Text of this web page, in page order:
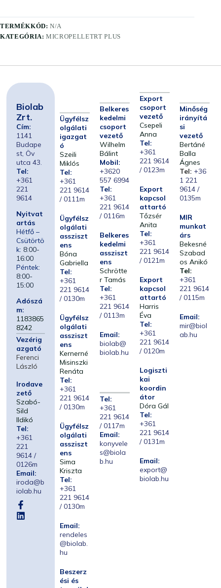
TERMÉKKÓD:N/A
KATEGÓRIA:MICROPELLETRT PLUS
Biolab
Zrt.
Cím:
1141
Budape
st, Öv
utca 43.
Tel:
+361
221
9614
Nyitvat
artás
Hétfő –
Csütörtö
k: 8:00-
16:00
Péntek:
8:00-
15:00
Adószá
m:
1183865
8242
Vezérig
azgató
Ferenci
László
Irodave
zető
Szabó-
Sild
Ildikó
Tel:
+361
221
9614 /
0126m
Email:
iroda@b
iolab.hu
Ügyfélsz
olgálati
igazgat
ó
Szeili
Miklós
Tel:
+361
221 9614
/ 0111m
Ügyfélsz
olgálati
assziszt
ens
Bóna
Gabriella
Tel:
+361
221 9614
/ 0130m
Ügyfélsz
olgálati
assziszt
ens
Kernerné
Misinszki
Renáta
Tel:
+361
221 9614
/ 0130m
Ügyfélsz
olgálati
assziszt
ens
Sima
Kriszta
Tel:
+361
221 9614
/ 0130m
Email:
rendeles
@biolab.
hu
Beszerz
ési és
Belkeres
kedelmi
csoport
vezető
Wilhelm
Bálint
Mobil:
+3620
557 6994
Tel:
+361
221 9614
/ 0116m
Belkeres
kedelmi
assziszt
ens
Schrötte
r Tamás
Tel:
+361
221 9614
/ 0113m
Email:
biolab@
biolab.hu
Tel:
+361
221 9614
/ 0117m
Email:
konyvele
s@biola
b.hu
Export
csoport
vezető
Csepeli
Anna
Tel:
+361
221 9614
/ 0123m
Export
kapcsol
attartó
Tőzsér
Anita
Tel:
+361
221 9614
/ 0121m
Export
kapcsol
attartó
Harris
Éva
Tel:
+361
221 9614
/ 0120m
Logiszti
kai
koordin
átor
Dóra Gál
Tel:
+361
221 9614
/ 0131m
Email:
export@
biolab.hu
Minőség
irányítá
si
vezető
Bertáné
Balla
Ágnes
Tel: +36
1 221
9614 /
0135m
MIR
munkat
árs
Bekesné
Szabad
os Anikó
Tel:
+361
221 9614
/ 0115m
Email:
mir@biol
ab.hu